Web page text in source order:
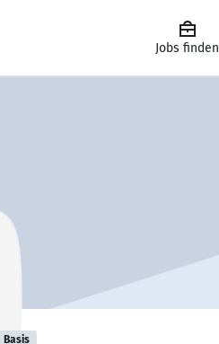
Jobs finden
Basis